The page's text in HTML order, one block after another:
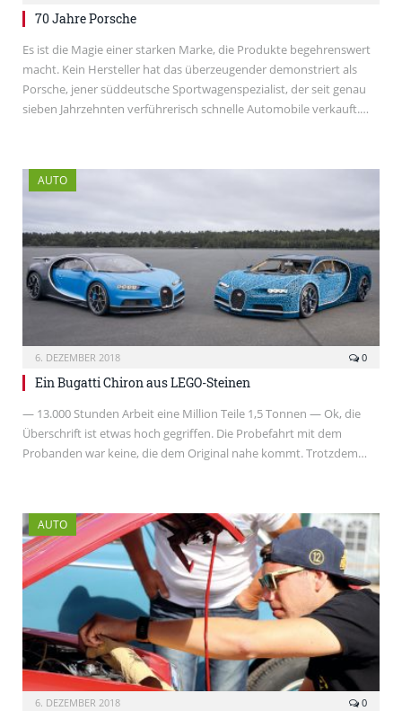
70 Jahre Porsche
Es ist die Magie einer starken Marke, die Produkte begehrenswert
macht. Kein Hersteller hat das überzeugender demonstriert als
Porsche, jener süddeutsche Sportwagenspezialist, der seit genau
sieben Jahrzehnten verführerisch schnelle Automobile verkauft.…
AUTO
6. DEZEMBER 2018 0
Ein Bugatti Chiron aus LEGO-Steinen
— 13.000 Stunden Arbeit eine Million Teile 1,5 Tonnen — Ok, die
Überschrift ist etwas hoch gegriffen. Die Probefahrt mit dem
Probanden war keine, die dem Original nahe kommt. Trotzdem…
AUTO
6. DEZEMBER 2018 0